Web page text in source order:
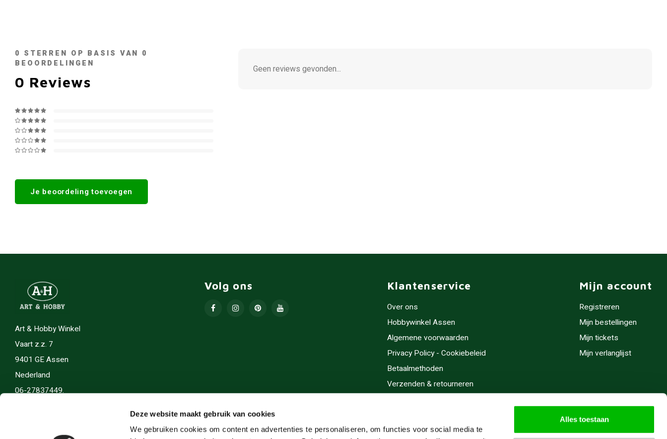
Deze website maakt gebruik van cookies
We gebruiken cookies om content en advertenties te personaliseren, om functies voor social media te
Alles toestaan
0 STERREN OP BASIS VAN 0
BEOORDELINGEN
0 Reviews
Je beoordeling toevoegen
Geen reviews gevonden...
Art & Hobby Winkel
Vaart z.z. 7
9401 GE Assen
Nederland
06-27837449.
Volg ons Klantenservice
Over ons
Hobbywinkel Assen
Algemene voorwaarden
Privacy Policy - Cookiebeleid
Betaalmethoden
Verzenden & retourneren
Cadeaubonnen
Mijn account
Registreren
Mijn bestellingen
Mijn tickets
Mijn verlanglijst